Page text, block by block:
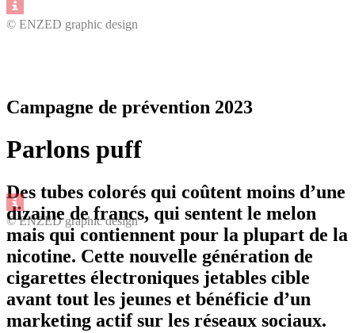
© ENZED graphic design
© ENZED graphic design
Campagne de prévention 2023
Parlons puff
Des tubes colorés qui coûtent moins d’une
dizaine de francs, qui sentent le melon
mais qui contiennent pour la plupart de la
nicotine. Cette nouvelle génération de
cigarettes électroniques jetables cible
avant tout les jeunes et bénéficie d’un
marketing actif sur les réseaux sociaux.